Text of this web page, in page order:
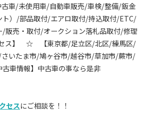
車/未使用車/自動車販売/車検/整備/鈑金
ト）/部品取付/エアロ取付/持込取付/ETC/
販売・取付/オークション落札品取付/修理
セス】 ☆ 【東京都/足立区/北区/練馬区/
いたま市/鳩ヶ谷市/越谷市/草加市/蕨市/
車情報】中古車の事なら是非
セスにご相談を！！